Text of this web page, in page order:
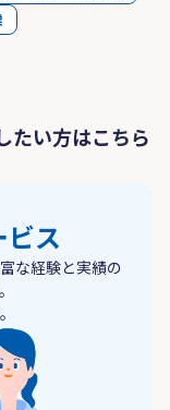
たい方はこちら
ス
な経験と実績の